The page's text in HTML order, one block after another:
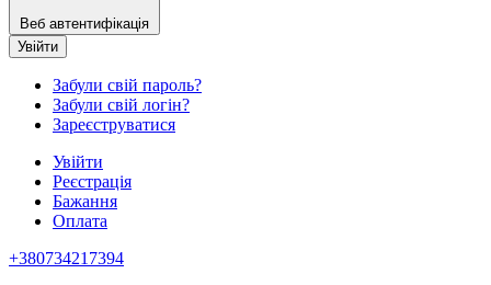
Веб автентифікація
Увійти
Забули свій пароль?
Забули свій логін?
Зареєструватися
Увійти
Реєстрація
Бажання
Оплата
+380734217394